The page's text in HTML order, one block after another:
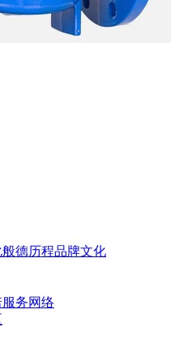
般德历程品牌文化
服务网络